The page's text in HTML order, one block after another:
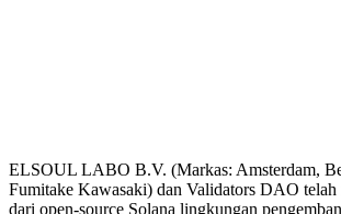
ELSOUL LABO B.V. (Markas: Amsterdam,
Fumitake Kawasaki) dan Validators DAO telah
dari open-source Solana lingkungan